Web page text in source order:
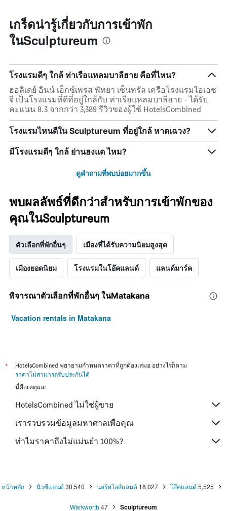
เกร็ดน่ารู้เกี่ยวกับการเข้าพัก
ในSculptureum
โรงแรมดีๆ ใกล้ ท่าเรือแหลมบาลีฮาย คือที่ไหน?
ฮอลิเดย์ อินน์ เอ็กซ์เพรส พัทยา เซ็นทรัล เครือโรงแรมไอเอช
จี เป็นโรงแรมที่ดีที่อยู่ใกล้กับ ท่าเรือแหลมบาลีฮาย - ได้รับ
คะแนน 8.3 จากกว่า 3,389 รีวิวของผู้ใช้ HotelsCombined
โรงแรมไหนดีใน Sculptureum ที่อยู่ใกล้ หาดเฉวง?
มีโรงแรมดีๆ ใกล้ ย่านฮงแด ไหม?
ดูคำถามที่พบบ่อยมากขึ้น
พบผลลัพธ์ที่ดีกว่าสำหรับการเข้าพักของ
คุณในSculptureum
ตัวเลือกที่พักอื่นๆ เมืองที่ได้รับความนิยมสูงสุด
เมืองยอดนิยม โรงแรมในโอ๊คแลนด์ แลนด์มาร์ค
พิจารณาตัวเลือกที่พักอื่นๆ ในMatakana
Vacation rentals in Matakana
*
HotelsCombined พยายามกำหนดราคาที่ถูกต้องเสมอ อย่างไรก็ตาม
ราคาไม่สามารถรับประกันได้
นี่คือเหตุผล:
HotelsCombined ไม่ใช่ผู้ขาย
เรารวบรวมข้อมูลมหาศาลเพื่อคุณ
ทำไมราคาถึงไม่แม่นยำ 100%?
หน้าหลัก นิวซีแลนด์ 30,540 นอร์ทไอส์แลนด์ 18,027 โอ๊คแลนด์ 5,525
Warkworth 47 Sculptureum